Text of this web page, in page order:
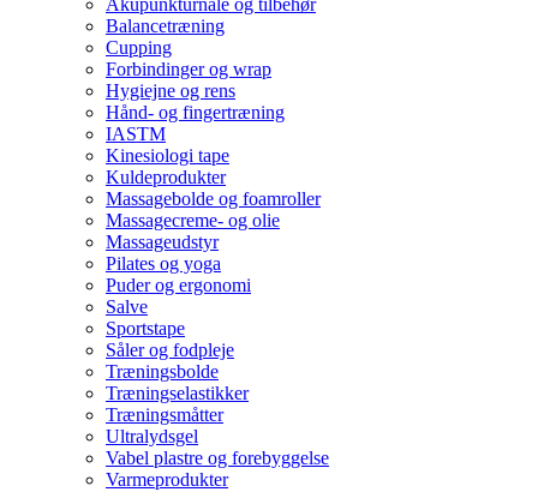
Akupunkturnåle og tilbehør
Balancetræning
Cupping
Forbindinger og wrap
Hygiejne og rens
Hånd- og fingertræning
IASTM
Kinesiologi tape
Kuldeprodukter
Massagebolde og foamroller
Massagecreme- og olie
Massageudstyr
Pilates og yoga
Puder og ergonomi
Salve
Sportstape
Såler og fodpleje
Træningsbolde
Træningselastikker
Træningsmåtter
Ultralydsgel
Vabel plastre og forebyggelse
Varmeprodukter